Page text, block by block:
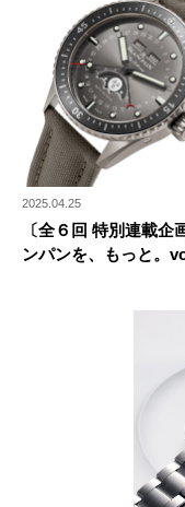
2025.04.25
〔全６回 特別連載企
ンパンを、もっと。